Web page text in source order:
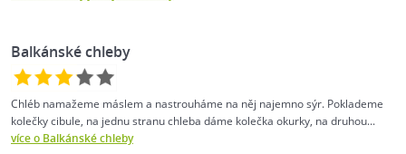
Balkánské chleby
Chléb namažeme máslem a nastrouháme na něj najemno sýr. Poklademe
kolečky cibule, na jednu stranu chleba dáme kolečka okurky, na druhou...
více o Balkánské chleby